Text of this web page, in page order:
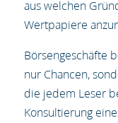
aus welchen
Wertpapiere
Börsengeschäfte
nur Chancen,
die jedem Leser
Konsultierung